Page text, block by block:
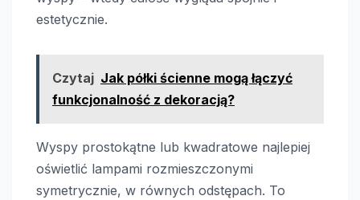
estetycznie.
Czytaj Jak półki ścienne mogą łączyć
funkcjonalność z dekoracją?
Wyspy prostokątne lub kwadratowe najlepiej
oświetlić lampami rozmieszczonymi
symetrycznie, w równych odstępach. To